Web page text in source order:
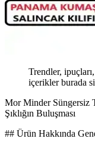
Trendler,
içerikler burada
Mor Minder Süngersiz
Şıklığın Buluşması
## Ürün Hakkında